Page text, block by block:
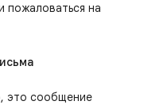
пожаловаться на
это сообщение